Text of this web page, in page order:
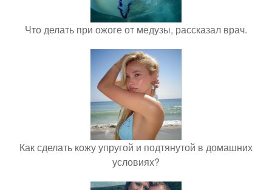
Что делать при ожоге от медузы, рассказал врач.
Как сделать кожу упругой и подтянутой в домашних
условиях?